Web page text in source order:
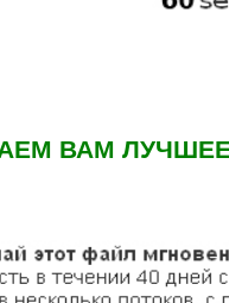
ВАМ ЛУЧШЕЕ